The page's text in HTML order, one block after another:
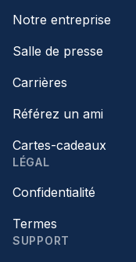
Notre entreprise
Salle de presse
Carrières
Référez un ami
Cartes-cadeaux
LÉGAL
Confidentialité
Termes
SUPPORT